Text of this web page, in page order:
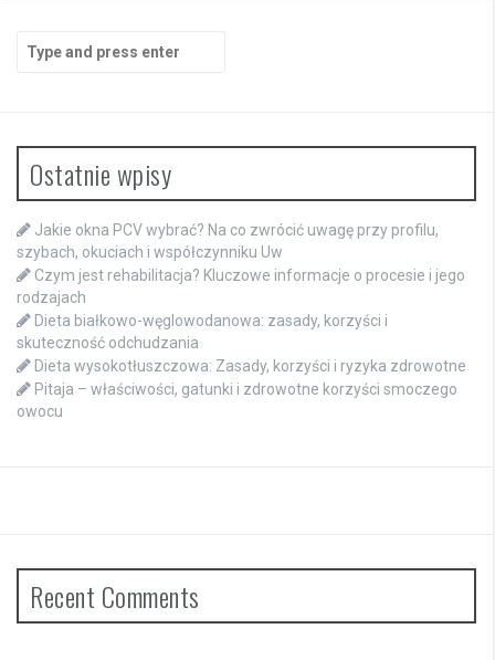
for:
Ostatnie wpisy
Jakie okna PCV wybrać? Na co zwrócić uwagę przy profilu,
szybach, okuciach i współczynniku Uw
Czym jest rehabilitacja? Kluczowe informacje o procesie i jego
rodzajach
Dieta białkowo-węglowodanowa: zasady, korzyści i
skuteczność odchudzania
Dieta wysokotłuszczowa: Zasady, korzyści i ryzyka zdrowotne
Pitaja – właściwości, gatunki i zdrowotne korzyści smoczego
owocu
Recent Comments